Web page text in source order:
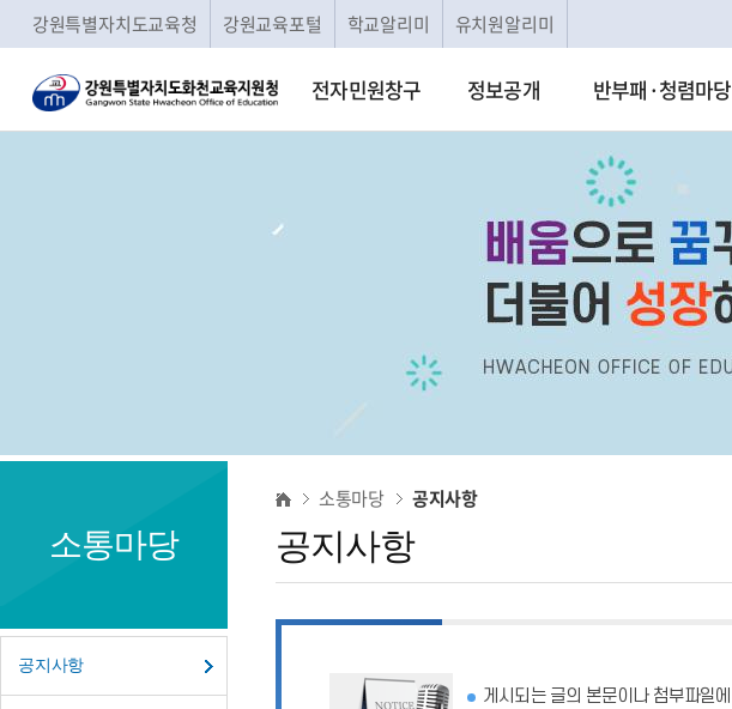
강원특별자치도교육청 강원교육포털 학교알리미 유치원알리미
전자민원창구 정보공개 반부패·청렴마당
소통마당
공지사항
공
지
사
항
소통마당 공지사항
공지사항
게시되는 글의 본문이나 첨부파일에